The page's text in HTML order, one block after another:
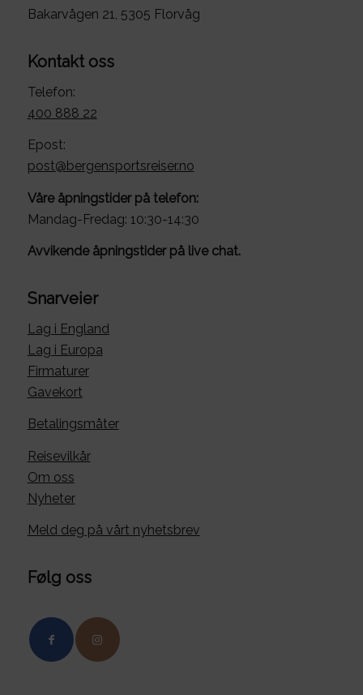
Bakarvågen 21, 5305 Florvåg
Kontakt oss
Telefon:
400 888 22
Epost:
post@bergensportsreiser.no
Våre åpningstider på telefon:
Mandag-Fredag: 10:30-14:30
Avvikende åpningstider på live chat.
Snarveier
Lag i England
Lag i Europa
Firmaturer
Gavekort
Betalingsmåter
Reisevilkår
Om oss
Nyheter
Meld deg på vårt nyhetsbrev
Følg oss